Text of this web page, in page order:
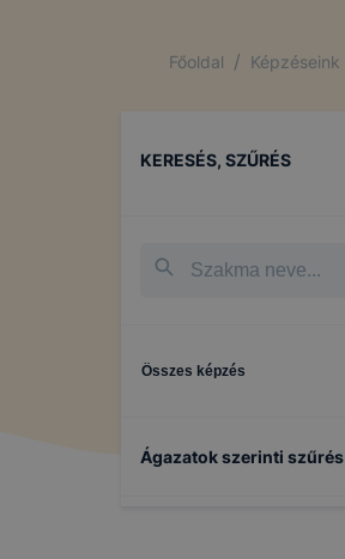
Főoldal / Képzéseink
KERESÉS, SZŰRÉS
Összes képzés
Ágazatok szerinti szűrés